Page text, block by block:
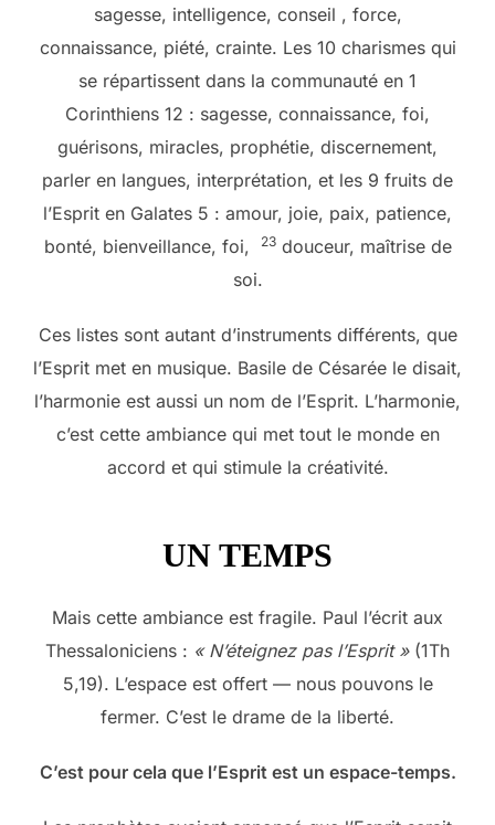
sagesse, intelligence, conseil , force,
connaissance, piété, crainte. Les 10 charismes qui
se répartissent dans la communauté en 1
Corinthiens 12 : sagesse, connaissance, foi,
guérisons, miracles, prophétie, discernement,
parler en langues, interprétation, et les 9 fruits de
l’Esprit en Galates 5 : amour, joie, paix, patience,
bonté, bienveillance, foi,
23douceur, maîtrise de
soi.
Ces listes sont autant d’instruments différents, que
l’Esprit met en musique. Basile de Césarée le disait,
l’harmonie est aussi un nom de l’Esprit. L’harmonie,
c’est cette ambiance qui met tout le monde en
accord et qui stimule la créativité.
UN TEMPS
Mais cette ambiance est fragile. Paul l’écrit aux
Thessaloniciens : « N’éteignez pas l’Esprit »(1Th
5,19). L’espace est offert — nous pouvons le
fermer. C’est le drame de la liberté.
C’est pour cela que l’Esprit est un espace-temps.